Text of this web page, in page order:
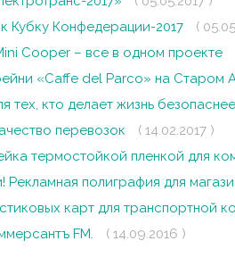
Кубку Конфедерации-2017
(
Cooper – все в одном проекте
«Caffe del Parco» на Старом
тех, кто делает жизнь безопаснее
перевозок
( 14.02.2017 )
термостойкой пленкой для
Рекламная полиграфия для
карт для транспортной
FM.
( 14.09.2016 )